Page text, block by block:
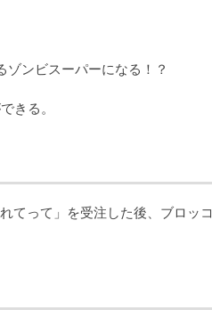
ンビスーパーになる！？
きる。
てって」を受注した後、ブロッコ